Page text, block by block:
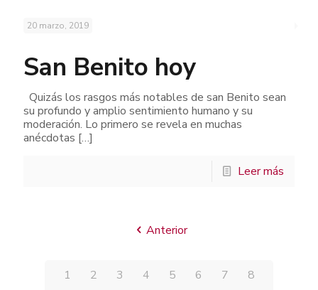
20 marzo, 2019
San Benito hoy
Quizás los rasgos más notables de san Benito sean
su profundo y amplio sentimiento humano y su
moderación. Lo primero se revela en muchas
anécdotas […]
Leer más
Anterior
1 2 3 4 5 6 7
8